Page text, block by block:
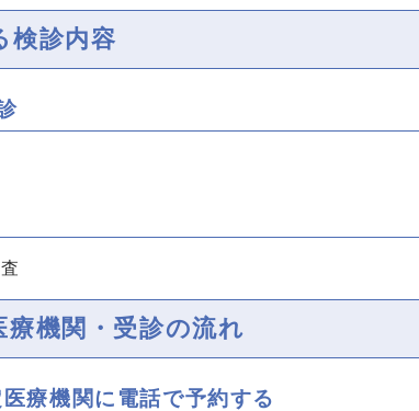
検診内容
療機関・受診の流れ
療機関に電話で予約する